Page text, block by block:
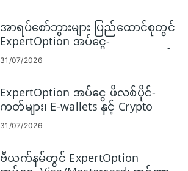
အာရပ်စော်ဘွားများ ပြည်ထောင်စုတွင်
ExpertOption အပ်ငွေ-
Visa/Mastercard၊ E-payments နှင့်
Crypto
31/07/2026
ExpertOption အပ်ငွေ ဖိလစ်ပိုင်-
ကတ်များ၊ E-wallets နှင့် Crypto
31/07/2026
ဗီယက်နမ်တွင် ExpertOption